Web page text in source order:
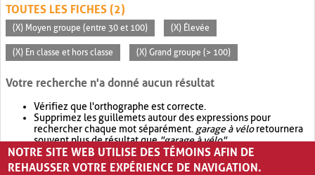
TOUTES LES FICHES (2)
(X) Moyen groupe (entre 30 et 100) (X) Élevée
(X) En classe et hors classe (X) Grand groupe (> 100)
Votre recherche n'a donné aucun résultat
Vérifiez que l'orthographe est correcte.
Supprimez les guillemets autour des expressions pour
rechercher chaque mot séparément. garage à véloretournera
souvent plus de résultat que"garage à vélo".
Envisagez d'élargir votre recherche avec OR.garage OR vélo
retournera souvent plus de résultat quegarage à vélo
NOTRE SITE WEB UTILISE DES TÉMOINS AFIN DE
REHAUSSER VOTRE EXPÉRIENCE DE NAVIGATION.